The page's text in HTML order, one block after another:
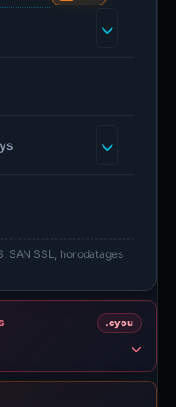
SAN SSL, horodatages
.cyou